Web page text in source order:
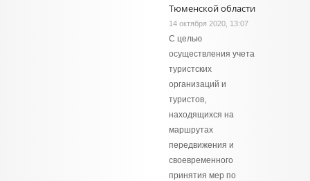
Тюменской области
14 октября 2020, 13:07
С целью
осуществления учета
туристских
организаций и
туристов,
находящихся на
маршрутах
передвижения и
своевременного
принятия мер по